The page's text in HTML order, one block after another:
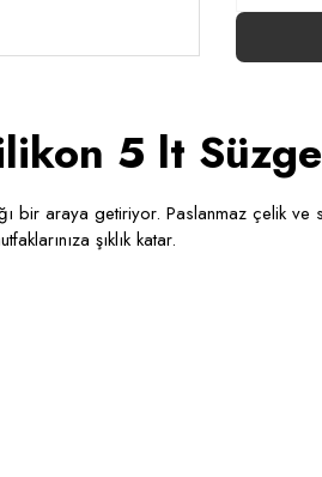
5 lt
bir araya getiriyor. Paslanmaz çelik
şıklık katar.